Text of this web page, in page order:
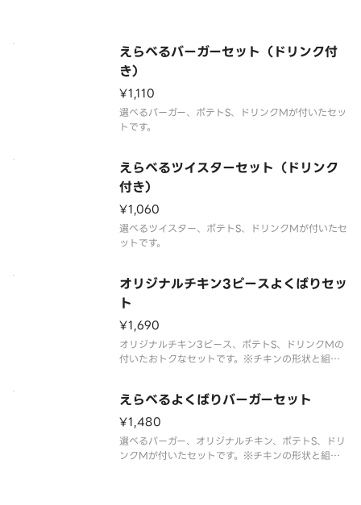
えらべるバーガーセット（ドリンク付
き）
¥1,110
選べるバーガー、ポテトS、ドリンクMが付いたセッ
トです。
えらべるツイスターセット（ドリンク
付き）
¥1,060
選べるツイスター、ポテトS、ドリンクMが付いたセ
ットです。
オリジナルチキン3ピースよくばりセッ
ト
¥1,690
オリジナルチキン3ピース、ポテトS、ドリンクMの
付いたおトクなセットです。※チキンの形状と組み
ります。※提供方法は、写真と異なる場合がござい
ます。
えらべるよくばりバーガーセット
¥1,480
選べるバーガー、オリジナルチキン、ポテトS、ドリ
ンクMが付いたセットです。※チキンの形状と組み